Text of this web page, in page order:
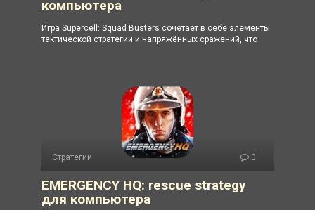
компьютера
Игра Supercell: Squad Busters сочетает в себе элементы
тактической стратегии и напряжённых сражений, что
Стратегии 0
EMERGENCY HQ: rescue strategy
для компьютера